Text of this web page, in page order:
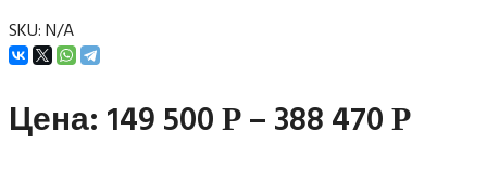
SKU:N/A
Цена: 149 500 Р –388 470 Р